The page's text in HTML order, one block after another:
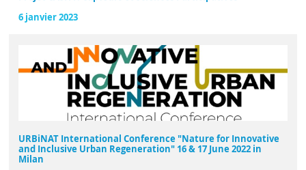
6 janvier 2023
URBiNAT International Conference "Nature for Innovative
and Inclusive Urban Regeneration" 16 & 17 June 2022 in
Milan